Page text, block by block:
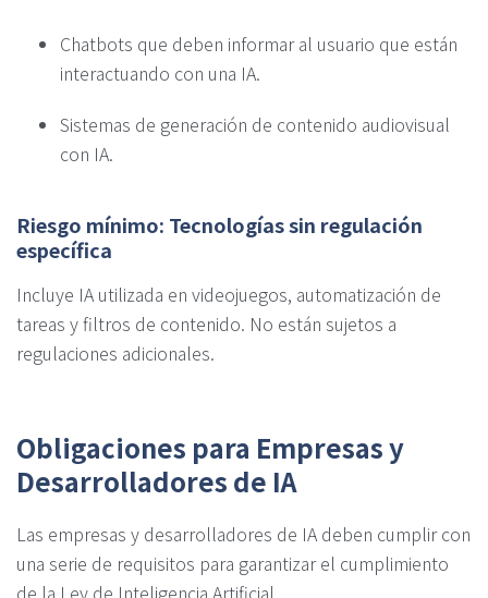
Chatbots que deben informar al usuario que están
interactuando con una IA.
Sistemas de generación de contenido audiovisual
con IA.
Riesgo mínimo: Tecnologías sin regulación
específica
Incluye IA utilizada en videojuegos, automatización de
tareas y filtros de contenido. No están sujetos a
regulaciones adicionales.
Obligaciones para Empresas y
Desarrolladores de IA
Las empresas y desarrolladores de IA deben cumplir con
una serie de requisitos para garantizar el cumplimiento
de la Ley de Inteligencia Artificial.